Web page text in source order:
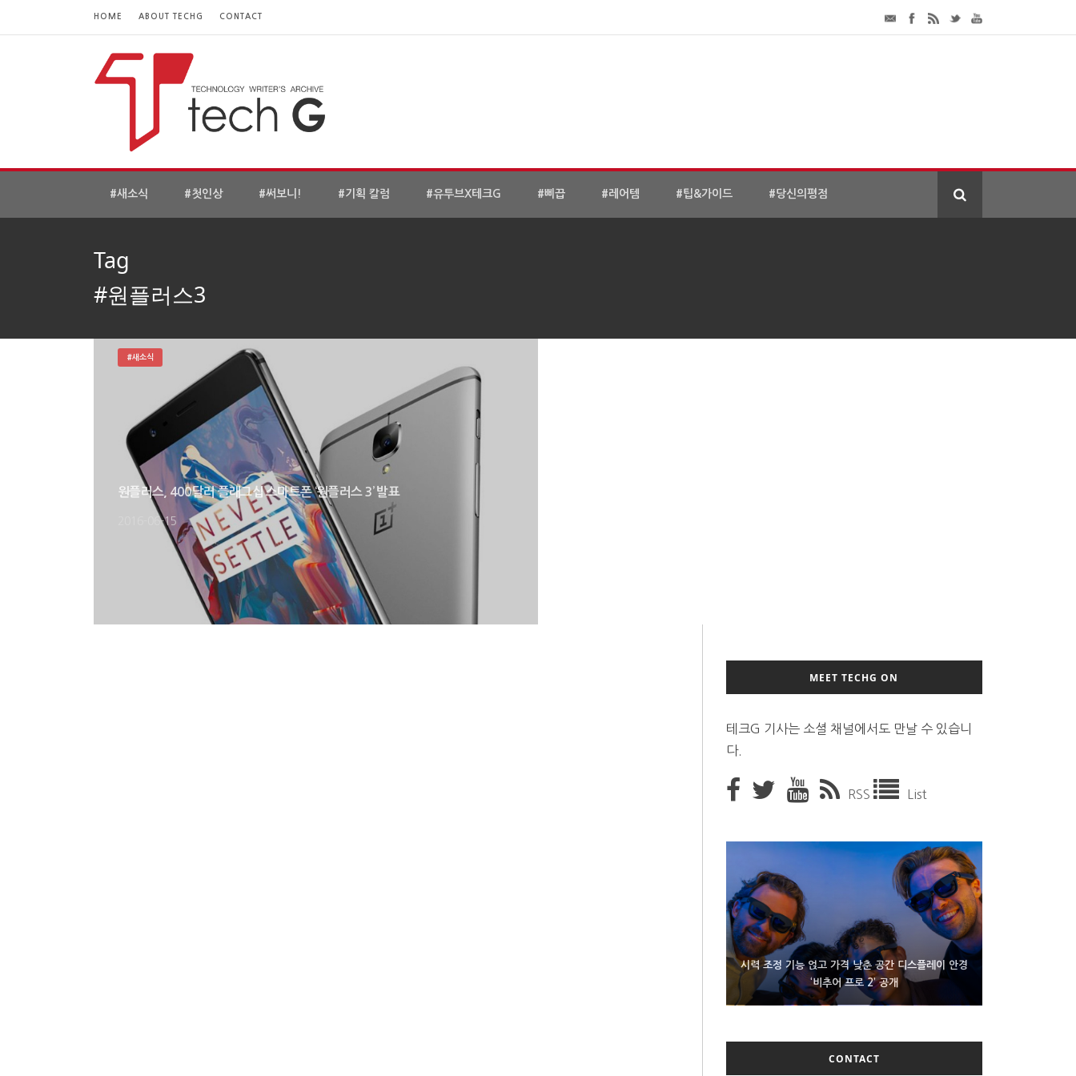
HOME ABOUT TECHG CONTACT
#새소식 #첫인상 #써보니! #기획 칼럼 #유투브X테크G #삐끕 #레어템 #팁&가이드 #당신의평점
Tag
#원플러스3
원플러스, 400달러 플래그십 스마트폰 ‘원플러스 3’ 발표
2016-06-15
#새소식
MEET TECHG ON
테크G 기사는 소셜 채널에서도 만날 수 있습니
다.
RSS List
시력 조정 기능 얹고 가격 낮춘 공간 디스플레이 안경
‘비추어 프로 2’ 공개
D램 부족에 10억달러어치 아이폰18 프로세서 패키징
대기 중
300~400달러 반지형 스피커 준비하는 오픈AI
CONTACT